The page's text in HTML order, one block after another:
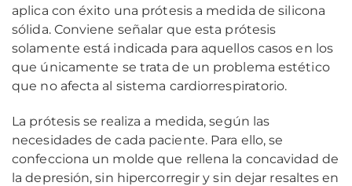
aplica con éxito una prótesis a medida de silicona
sólida. Conviene señalar que esta prótesis
solamente está indicada para aquellos casos en los
que únicamente se trata de un problema estético
que no afecta al sistema cardiorrespiratorio.
La prótesis se realiza a medida, según las
necesidades de cada paciente. Para ello, se
confecciona un molde que rellena la concavidad de
la depresión, sin hipercorregir y sin dejar resaltes en